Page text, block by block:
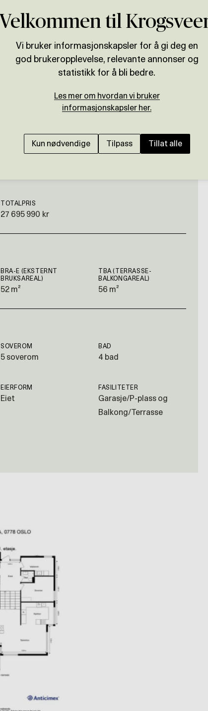
RIS/SLEMDAL
Stor, lys &
hage. Utleiedel.
TOTALPRIS
27 695 990 kr
BRA-E (EKSTERNT
BRUKSAREAL)
52 m²
TBA (TERRASSE-
BALKONGAREAL)
56 m²
SOVEROM
5 soverom
BAD
4 bad
EIERFORM
Eiet
FASILITETER
Garasje/P-plass og
Balkong/Terrasse
Velkommen til
Vi bruker informasjonskapsler for å gi deg en
god brukeropplevelse, relevante annonser og
statistikk for å bli bedre.
Les mer om hvordan vi bruker
informasjonskapsler her.
Kun nødvendige Tilpass Tillat alle